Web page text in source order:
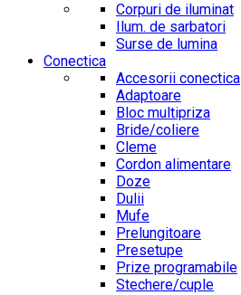
Corpuri de iluminat
Ilum. de sarbatori
Surse de lumina
Conectica
Accesorii conectica
Adaptoare
Bloc multipriza
Bride/coliere
Cleme
Cordon alimentare
Doze
Dulii
Mufe
Prelungitoare
Presetupe
Prize programabile
Stechere/cuple